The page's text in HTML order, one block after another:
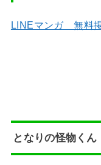
LINEマンガ 無料掲
となりの怪物くん